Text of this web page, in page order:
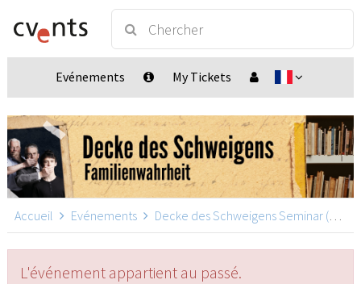
Evénements My Tickets
Accueil Evénements Decke des Schweigens Seminar (online)
L'événement appartient au passé.